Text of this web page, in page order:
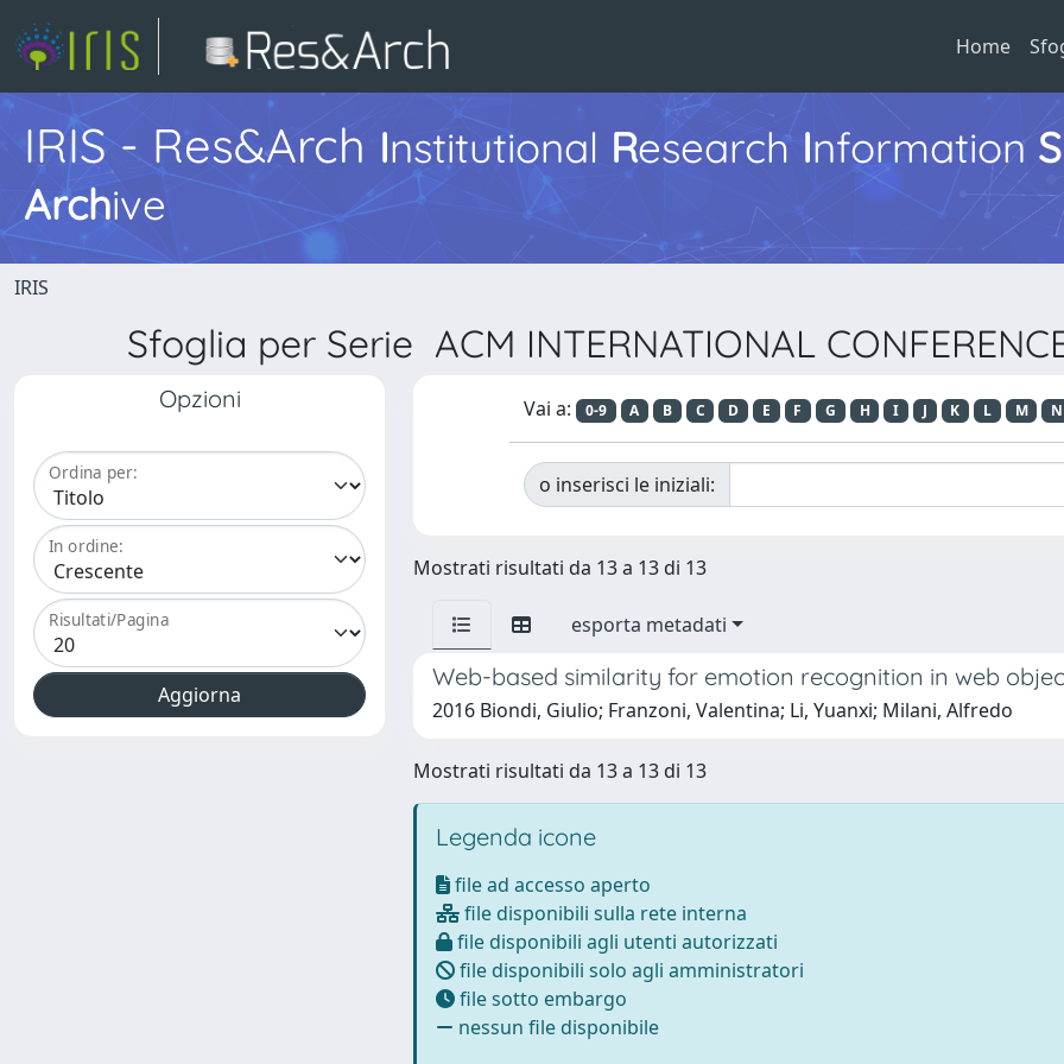
Home
IRIS - Res&Arch Institutional Research Information S
Archive
IRIS
Sfoglia per Serie ACM INTERNATIONAL
Opzioni
Ordina per:
In ordine:
Risultati/Pagina
Vai a: 0-9 A B C D E F G H I J K L M N
o inserisci le iniziali:
Mostrati risultati da 13 a 13 di 13
esporta metadati
Web-based similarity for emotion recognition in web
2016 Biondi, Giulio; Franzoni, Valentina; Li, Yuanxi; Milani, Alfredo
Mostrati risultati da 13 a 13 di 13
Legenda icone
file ad accesso aperto
file disponibili sulla rete interna
file disponibili agli utenti autorizzati
file disponibili solo agli amministratori
file sotto embargo
nessun file disponibile